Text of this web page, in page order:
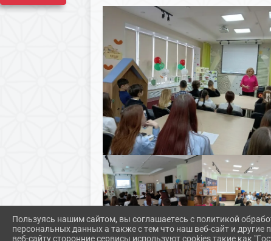
Пользуясь нашим сайтом, вы соглашаетесь с политикой
персональных данных а также с тем что наш веб-сайт и другие
веб-сайту сторонние сервисы используют cookies такие как